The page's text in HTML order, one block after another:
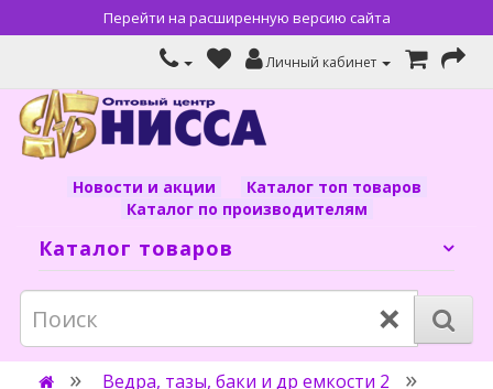
Перейти на расширенную версию сайта
Личный кабинет
Новости и акции
Каталог топ товаров
Каталог по производителям
Каталог товаров
×
Ведра, тазы, баки и др емкости 2